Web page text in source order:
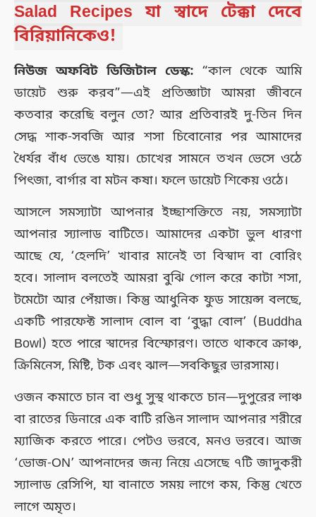
Salad Recipes যা স্বাদে টেক্কা দেবে
বিরিয়ানিকেও!
নিউজ অফবিট ডিজিটাল ডেস্ক: “কাল থেকে আমি
ডায়েট শুরু করব”—এই প্রতিজ্ঞাটা আমরা জীবনে
কতবার করেছি বলুন তো? আর প্রতিবারই দু-তিন দিন
সেদ্ধ শাক-সবজি আর শসা চিবোনোর পর আমাদের
ধৈর্যর বাঁধ ভেঙে যায়। চোখের সামনে তখন ভেসে ওঠে
পিৎজা, বার্গার বা মটন কষা। ফলে ডায়েট শিকেয় ওঠে।
আসলে সমস্যাটা আপনার ইচ্ছাশক্তিতে নয়, সমস্যাটা
আপনার স্যালাড বাটিতে। আমাদের একটা ভুল ধারণা
আছে যে, ‘হেলদি’ খাবার মানেই তা বিস্বাদ বা বোরিং
হবে। সালাদ বলতেই আমরা বুঝি গোল করে কাটা শসা,
টমেটো আর পেঁয়াজ। কিন্তু আধুনিক ফুড সায়েন্স বলছে,
একটি পারফেক্ট সালাদ বোল বা ‘বুদ্ধা বোল’ (Buddha
Bowl) হতে পারে স্বাদের বিস্ফোরণ। তাতে থাকবে ক্রাঞ্চ,
ক্রিমিনেস, মিষ্টি, টক এবং ঝাল—সবকিছুর ভারসাম্য।
ওজন কমাতে চান বা শুধু সুস্থ থাকতে চান—দুপুরের লাঞ্চ
বা রাতের ডিনারে এক বাটি রঙিন সালাদ আপনার শরীরে
ম্যাজিক করতে পারে। পেটও ভরবে, মনও ভরবে। আজ
‘ভোজ-ON’ আপনাদের জন্য নিয়ে এসেছে ৭টি জাদুকরী
স্যালাড রেসিপি, যা বানাতে সময় লাগে কম, কিন্তু খেতে
লাগে অমৃত।